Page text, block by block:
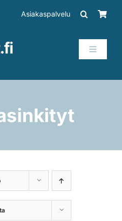
Asiakaspalvelu
Toggle